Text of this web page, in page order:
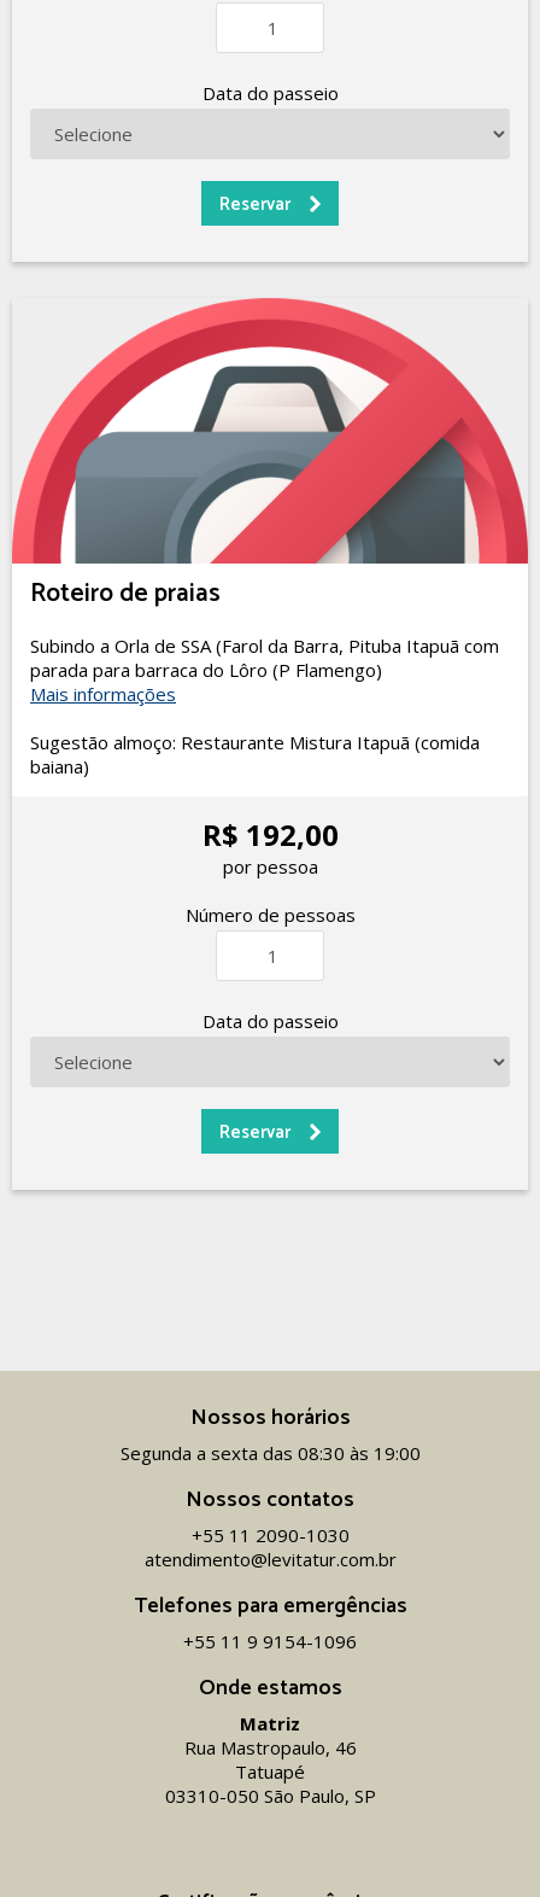
Data do passeio
Roteiro de praias
Subindo a Orla de SSA (Farol da Barra, Pituba Itapuã com
parada para barraca do Lôro (P Flamengo)
Mais informações
Sugestão almoço: Restaurante Mistura Itapuã (comida
baiana)
R$ 192,00
por pessoa
Número de pessoas
Data do passeio
Onde estamos
Matriz
Rua Mastropaulo, 46
Tatuapé
03310-050 São Paulo, SP
Nossos horários
Segunda a sexta das 08:30 às 19:00
Nossos contatos
+55 11 2090-1030
atendimento@levitatur.com.br
Telefones para emergências
+55 11 9 9154-1096‬